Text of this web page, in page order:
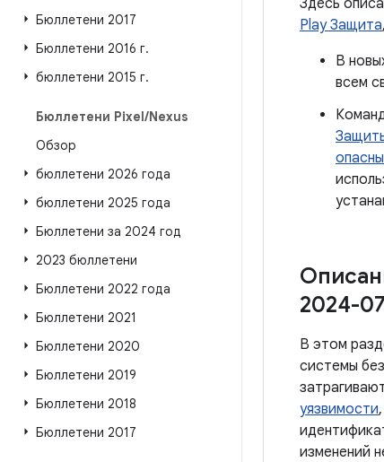
Бюллетени 2017
Бюллетени 2016 г.
бюллетени 2015 г.
Бюллетени Pixel/Nexus
Обзор
бюллетени 2026 года
бюллетени 2025 года
Бюллетени за 2024 год
2023 бюллетени
Бюллетени 2022 года
Бюллетени 2021
Бюллетени 2020
Бюллетени 2019
Бюллетени 2018
Бюллетени 2017
Здесь
Play Защита
В
всем
2024-
В этом
системы
уязвимости,
изменений